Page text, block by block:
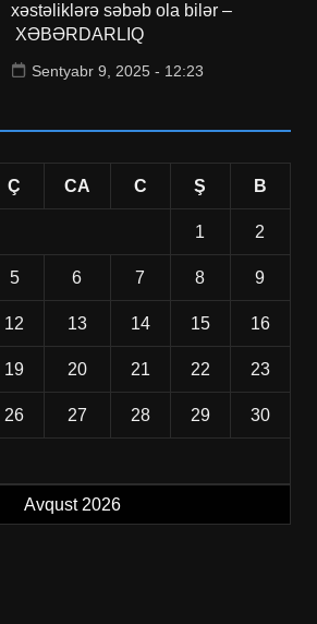
xəstəliklərə səbəb ola bilər –
XƏBƏRDARLIQ
Sentyabr 9, 2025 - 12:23
Avqust 2026
Ç CA C Ş B
1 2
5 6 7 8 9
12 13 14 15 16
19 20 21 22 23
26 27 28 29 30